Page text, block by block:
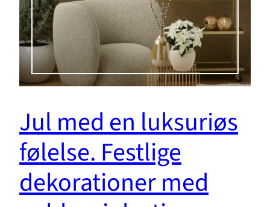
Jul med en luksuriøs
følelse. Festlige
dekorationer med